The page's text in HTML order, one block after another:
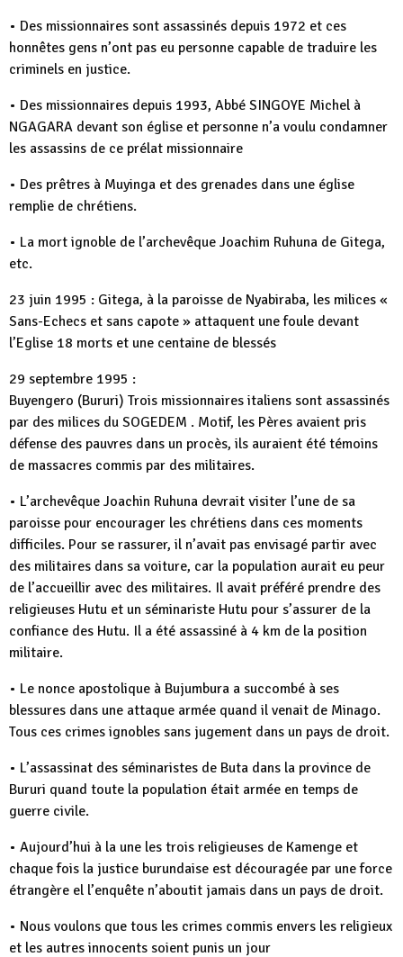
• Des missionnaires sont assassinés depuis 1972 et ces
honnêtes gens n’ont pas eu personne capable de traduire les
criminels en justice.
• Des missionnaires depuis 1993, Abbé SINGOYE Michel à
NGAGARA devant son église et personne n’a voulu condamner
les assassins de ce prélat missionnaire
• Des prêtres à Muyinga et des grenades dans une église
remplie de chrétiens.
• La mort ignoble de l’archevêque Joachim Ruhuna de Gitega,
etc.
23 juin 1995 : Gitega, à la paroisse de Nyabiraba, les milices «
Sans-Echecs et sans capote » attaquent une foule devant
l’Eglise 18 morts et une centaine de blessés
29 septembre 1995 :
Buyengero (Bururi) Trois missionnaires italiens sont assassinés
par des milices du SOGEDEM . Motif, les Pères avaient pris
défense des pauvres dans un procès, ils auraient été témoins
de massacres commis par des militaires.
• L’archevêque Joachin Ruhuna devrait visiter l’une de sa
paroisse pour encourager les chrétiens dans ces moments
difficiles. Pour se rassurer, il n’avait pas envisagé partir avec
des militaires dans sa voiture, car la population aurait eu peur
de l’accueillir avec des militaires. Il avait préféré prendre des
religieuses Hutu et un séminariste Hutu pour s’assurer de la
confiance des Hutu. Il a été assassiné à 4 km de la position
militaire.
• Le nonce apostolique à Bujumbura a succombé à ses
blessures dans une attaque armée quand il venait de Minago.
Tous ces crimes ignobles sans jugement dans un pays de droit.
• L’assassinat des séminaristes de Buta dans la province de
Bururi quand toute la population était armée en temps de
guerre civile.
• Aujourd’hui à la une les trois religieuses de Kamenge et
chaque fois la justice burundaise est découragée par une force
étrangère el l’enquête n’aboutit jamais dans un pays de droit.
• Nous voulons que tous les crimes commis envers les religieux
et les autres innocents soient punis un jour